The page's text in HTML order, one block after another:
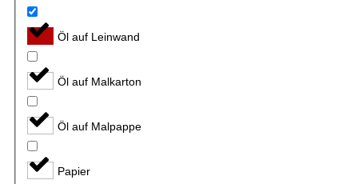
Öl auf Leinwand
Öl auf Malkarton
Öl auf Malpappe
Papier